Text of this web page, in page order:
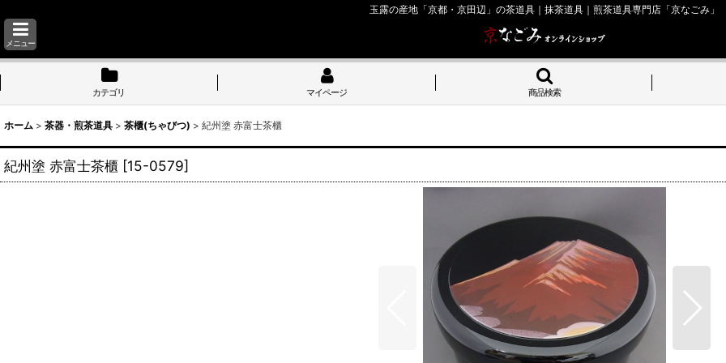
玉露の産地「京都・京田辺」の茶道具｜抹茶道具｜煎茶道具専門店「京なごみ」
メニュー
カテゴリ マイページ 商品検索
ホーム > 茶器・煎茶道具 > 茶櫃(ちゃびつ) > 紀州塗 赤富士茶櫃
紀州塗 赤富士茶櫃 [15-0579]